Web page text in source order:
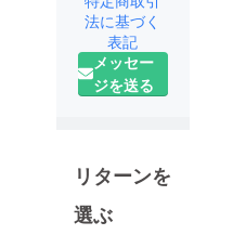
名」保護者
会の髙野と
申します。
本プロジェ
上げさせて
いただいて
おります。
法に基づく
表記
メッセー
ジを送る
リターンを
選ぶ